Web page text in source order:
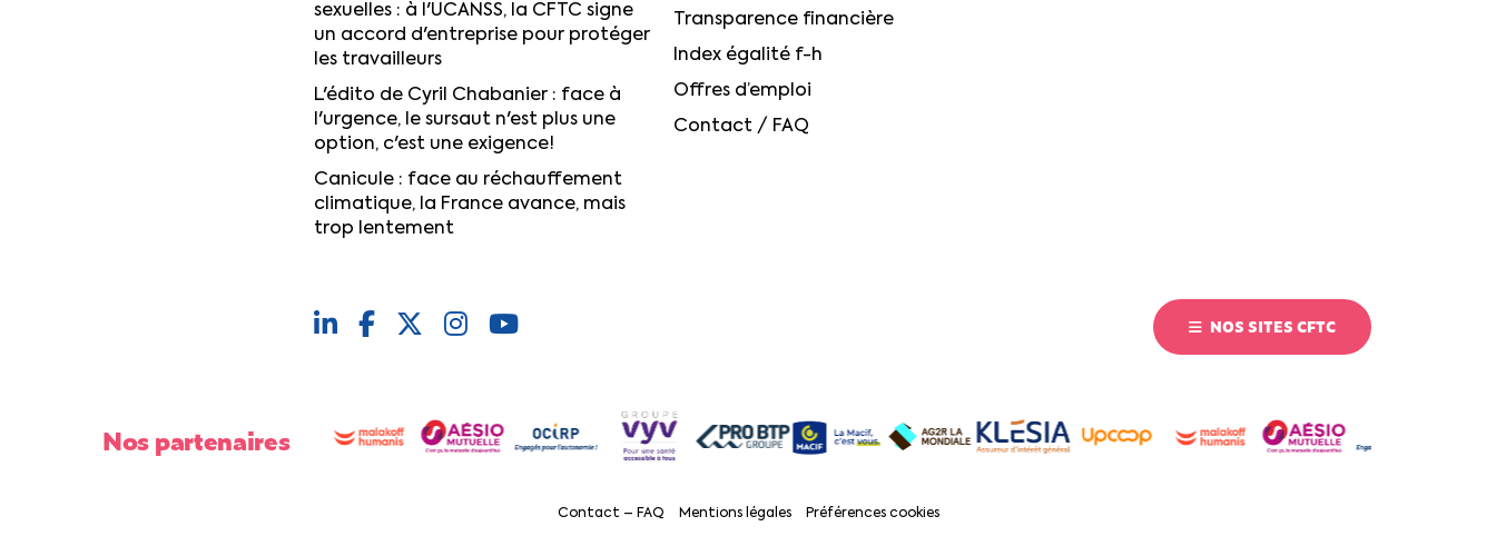
sexuelles : à l'UCANSS, la CFTC signe
un accord d'entreprise pour protéger
les travailleurs
L'édito de Cyril Chabanier : face à
l'urgence, le sursaut n'est plus une
option, c'est une exigence!
Canicule : face au réchauffement
climatique, la France avance, mais
trop lentement
Transparence financière
Index égalité f-h
Offres d’emploi
Contact / FAQ
NOS SITES CFTC
Nos partenaires
Contact – FAQ Mentions légales Préférences cookies